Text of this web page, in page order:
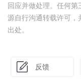
回应并做处理。任何
源自行沟通转载许可，
出处。
反馈